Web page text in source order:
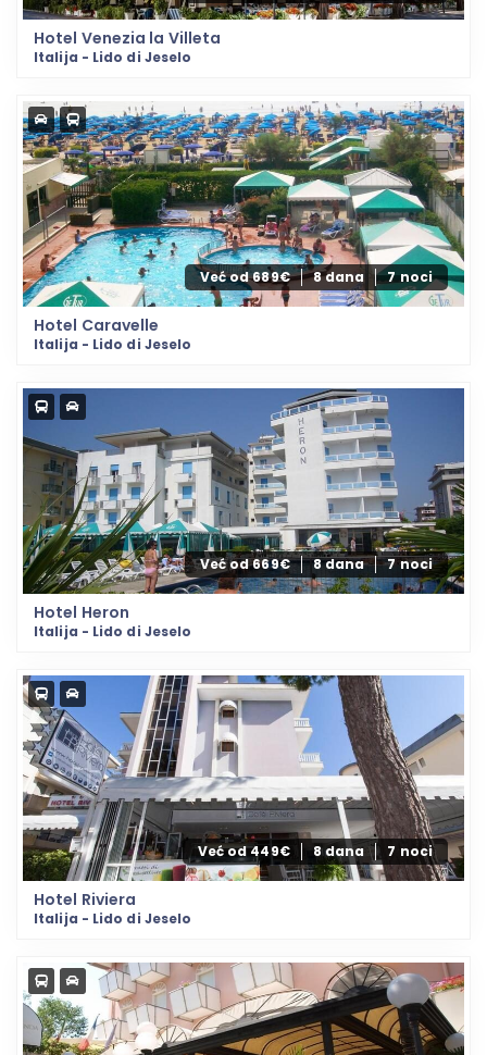
Hotel Venezia la Villeta
Italija - Lido di Jeselo
Već od 689€ 8 dana 7 noci
Hotel Caravelle
Italija - Lido di Jeselo
Već od 669€ 8 dana 7 noci
Hotel Heron
Italija - Lido di Jeselo
Već od 449€ 8 dana 7 noci
Hotel Riviera
Italija - Lido di Jeselo